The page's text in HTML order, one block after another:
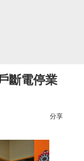
斷電停業
分享